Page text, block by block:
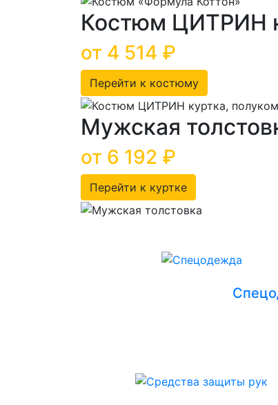
Костюм ЦИТРИН
от 4 514 ₽
Перейти к костюму
Мужская
от 6 192 ₽
Перейти к куртке